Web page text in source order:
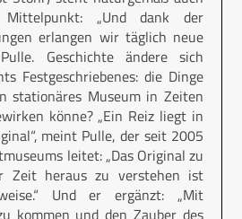
„Und dank der
erlangen wir täglich neue
Geschichte ändere sich
Festgeschriebenes: die Dinge
stationäres Museum in Zeiten
könne? „Ein Reiz liegt in
meint Pulle, der seit 2005
leitet: „Das Original zu
Zeit heraus zu verstehen ist
Und er ergänzt: „Mit
kommen und den Zauber des